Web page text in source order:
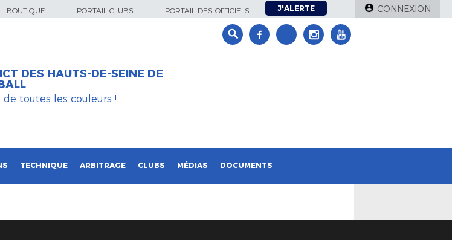
BOUTIQUE PORTAIL CLUBS PORTAIL DES OFFICIELS J'ALERTE CONNEXION
DES HAUTS-DE-SEINE DE
de toutes les couleurs !
TECHNIQUE ARBITRAGE CLUBS MÉDIAS DOCUMENTS